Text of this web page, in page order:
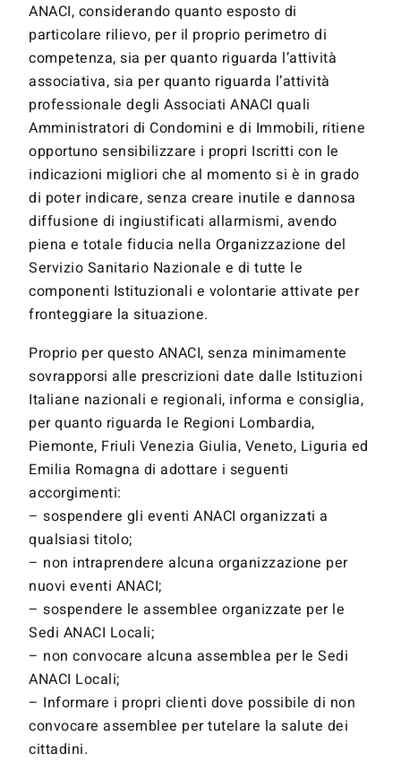
ANACI, considerando quanto esposto di
particolare rilievo, per il proprio perimetro di
competenza, sia per quanto riguarda l’attività
associativa, sia per quanto riguarda l’attività
professionale degli Associati ANACI quali
Amministratori di Condomini e di Immobili, ritiene
opportuno sensibilizzare i propri Iscritti con le
indicazioni migliori che al momento si è in grado
di poter indicare, senza creare inutile e dannosa
diffusione di ingiustificati allarmismi, avendo
piena e totale fiducia nella Organizzazione del
Servizio Sanitario Nazionale e di tutte le
componenti Istituzionali e volontarie attivate per
fronteggiare la situazione.
Proprio per questo ANACI, senza minimamente
sovrapporsi alle prescrizioni date dalle Istituzioni
Italiane nazionali e regionali, informa e consiglia,
per quanto riguarda le Regioni Lombardia,
Piemonte, Friuli Venezia Giulia, Veneto, Liguria ed
Emilia Romagna di adottare i seguenti
accorgimenti:
– sospendere gli eventi ANACI organizzati a
qualsiasi titolo;
– non intraprendere alcuna organizzazione per
nuovi eventi ANACI;
– sospendere le assemblee organizzate per le
Sedi ANACI Locali;
– non convocare alcuna assemblea per le Sedi
ANACI Locali;
– Informare i propri clienti dove possibile di non
convocare assemblee per tutelare la salute dei
cittadini.